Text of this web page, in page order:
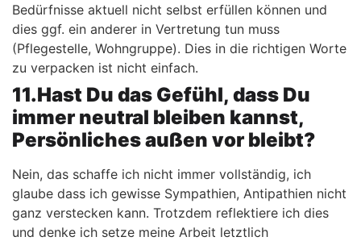
Bedürfnisse aktuell nicht selbst erfüllen können und
dies ggf. ein anderer in Vertretung tun muss
(Pflegestelle, Wohngruppe). Dies in die richtigen Worte
zu verpacken ist nicht einfach.
11.Hast Du das Gefühl, dass Du
immer neutral bleiben kannst,
Persönliches außen vor bleibt?
Nein, das schaffe ich nicht immer vollständig, ich
glaube dass ich gewisse Sympathien, Antipathien nicht
ganz verstecken kann. Trotzdem reflektiere ich dies
und denke ich setze meine Arbeit letztlich